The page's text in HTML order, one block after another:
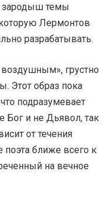
зародыш темы
Лермонтов
разрабатывать.
грустно
Этот образ пока
подразумевает
Бог и не Дьявол, так
от течения
поэта ближе всего к
на вечное